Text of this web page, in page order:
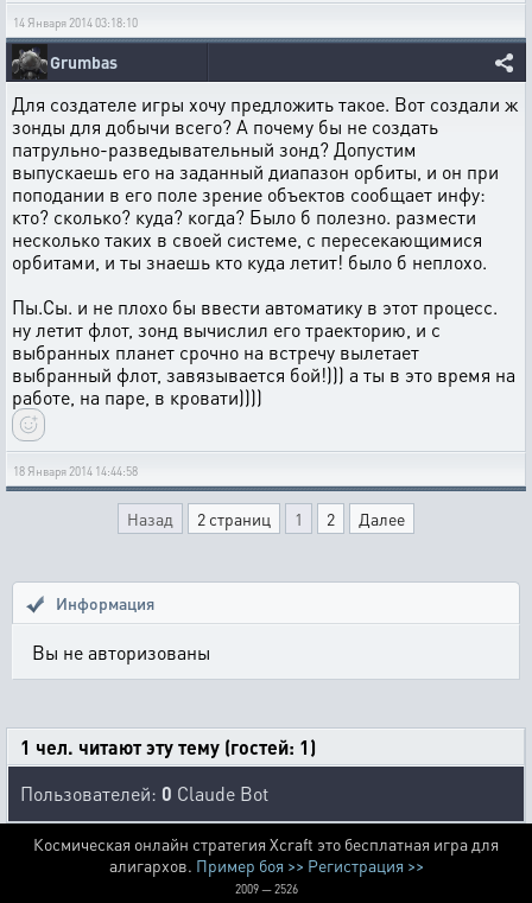
14 Января 2014 03:18:10
Grumbas
Для создателе игры хочу предложить такое. Вот создали ж
зонды для добычи всего? А почему бы не создать
патрульно-разведывательный зонд? Допустим
выпускаешь его на заданный диапазон орбиты, и он при
поподании в его поле зрение объектов сообщает инфу:
кто? сколько? куда? когда? Было б полезно. размести
несколько таких в своей системе, с пересекающимися
орбитами, и ты знаешь кто куда летит! было б неплохо.
Пы.Сы. и не плохо бы ввести автоматику в этот процесс.
ну летит флот, зонд вычислил его траекторию, и с
выбранных планет срочно на встречу вылетает
выбранный флот, завязывается бой!))) а ты в это время на
работе, на паре, в кровати))))
18 Января 2014 14:44:58
Назад 2 страниц 1 2 Далее
Информация
Вы не авторизованы
1 чел. читают эту тему (гостей: 1)
Пользователей: 0 Claude Bot
Космическая онлайн стратегия Xcraft это бесплатная игра для
алигархов. Пример боя >> Регистрация >>
2009 — 2526